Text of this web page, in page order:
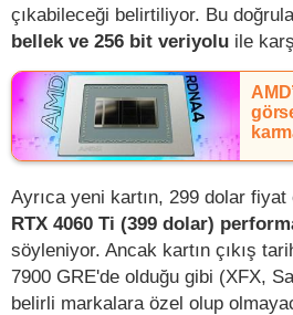
çıkabileceği belirtiliyor. Bu
bellek ve 256 bit veriyolu ile
Ayrıca yeni kartın, 299 dolar
RTX 4060 Ti (399 dolar)
söyleniyor. Ancak kartın çıkış
7900 GRE'de olduğu gibi (XFX,
belirli markalara özel olup